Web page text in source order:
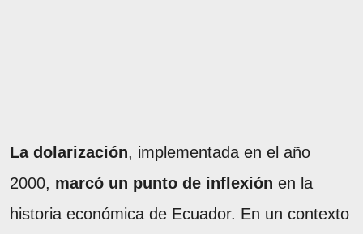
La dolarización, implementada en el año
2000, marcó un punto de inflexión en la
historia económica de Ecuador. En un contexto